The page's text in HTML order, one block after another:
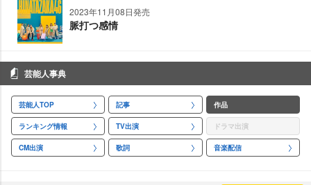
2023年11月08日発売
脈打つ感情
芸能人事典
芸能人TOP 記事 作品
ランキング情報 TV出演 ドラマ出演
CM出演 歌詞 音楽配信